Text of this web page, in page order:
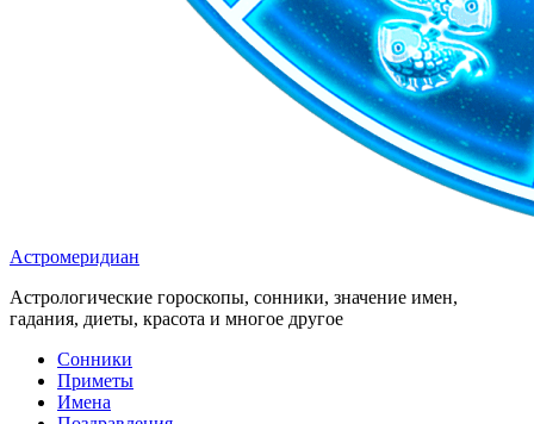
Астромеридиан
Астрологические гороскопы, сонники, значение имен,
гадания, диеты, красота и многое другое
Сонники
Приметы
Имена